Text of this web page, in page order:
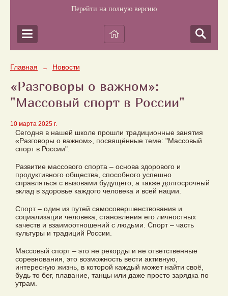
Перейти на полную версию
Главная → Новости
«Разговоры о важном»:
"Массовый спорт в России"
10 марта 2025 г.
Сегодня в нашей школе прошли традиционные занятия
«Разговоры о важном», посвящённые теме: "Массовый
спорт в России".
Развитие массового спорта – основа здорового и
продуктивного общества, способного успешно
справляться с вызовами будущего, а также долгосрочный
вклад в здоровье каждого человека и всей нации.
Спорт – один из путей самосовершенствования и
социализации человека, становления его личностных
качеств и взаимоотношений с людьми. Спорт – часть
культуры и традиций России.
Массовый спорт – это не рекорды и не ответственные
соревнования, это возможность вести активную,
интересную жизнь, в которой каждый может найти своё,
будь то бег, плавание, танцы или даже просто зарядка по
утрам.